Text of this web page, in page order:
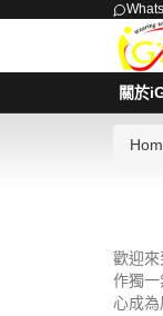
關於
歡迎
作獨
心成